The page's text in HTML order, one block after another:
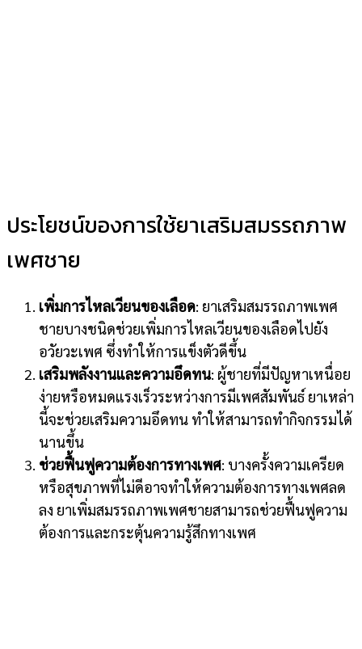
ประโยชน์ของการใช้ยาเสริมสมรรถภาพ
เพศชาย
เพิ่มการไหลเวียนของเลือด: ยาเสริมสมรรถภาพเพศ
ชายบางชนิดช่วยเพิ่มการไหลเวียนของเลือดไปยัง
อวัยวะเพศ ซึ่งทำให้การแข็งตัวดีขึ้น
เสริมพลังงานและความอึดทน: ผู้ชายที่มีปัญหาเหนื่อย
ง่ายหรือหมดแรงเร็วระหว่างการมีเพศสัมพันธ์ ยาเหล่า
นี้จะช่วยเสริมความอึดทน ทำให้สามารถทำกิจกรรมได้
นานขึ้น
ช่วยฟื้นฟูความต้องการทางเพศ: บางครั้งความเครียด
หรือสุขภาพที่ไม่ดีอาจทำให้ความต้องการทางเพศลด
ลง ยาเพิ่มสมรรถภาพเพศชายสามารถช่วยฟื้นฟูความ
ต้องการและกระตุ้นความรู้สึกทางเพศ